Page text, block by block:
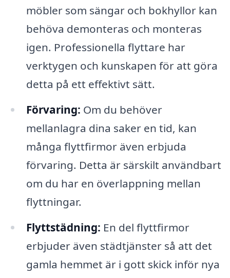
möbler som sängar och bokhyllor kan
behöva demonteras och monteras
igen. Professionella flyttare har
verktygen och kunskapen för att göra
detta på ett effektivt sätt.
Förvaring: Om du behöver
mellanlagra dina saker en tid, kan
många flyttfirmor även erbjuda
förvaring. Detta är särskilt användbart
om du har en överlappning mellan
flyttningar.
Flyttstädning: En del flyttfirmor
erbjuder även städtjänster så att det
gamla hemmet är i gott skick inför nya